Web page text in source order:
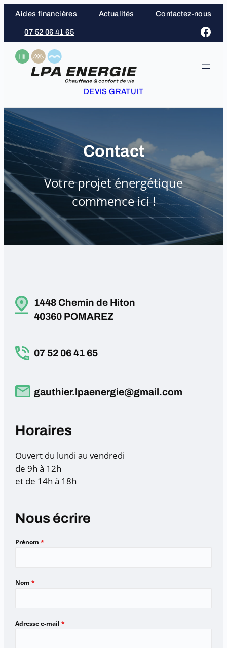
Aller
contenu
Aides financières Actualités Contactez-nous
07 52 06 41 65
DEVIS GRATUIT
Contact
Votre projet énergétique
commence ici !
1448 Chemin de Hiton
40360 POMAREZ
07 52 06 41 65
gauthier.lpaenergie@gmail.com
Horaires
Ouvert du lundi au vendredi
de 9h à 12h
et de 14h à 18h
Nous écrire
Prénom*
Nom*
Adresse e-mail*